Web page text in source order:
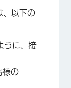
×
、以下の
うに、接
様の